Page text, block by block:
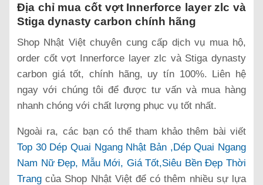
Địa chỉ mua cốt vợt Innerforce layer zlc và
Stiga dynasty carbon chính hãng
Shop Nhật Việt chuyên cung cấp dịch vụ mua hộ,
order cốt vợt Innerforce layer zlc và Stiga dynasty
carbon giá tốt, chính hãng, uy tín 100%. Liên hệ
ngay với chúng tôi để được tư vấn và mua hàng
nhanh chóng với chất lượng phục vụ tốt nhất.
Ngoài ra, các bạn có thể tham khảo thêm bài viết
Top 30 Dép Quai Ngang Nhật Bản ,Dép Quai Ngang
Nam Nữ Đẹp, Mẫu Mới, Giá Tốt,Siêu Bền Đẹp Thời
Trang của Shop Nhật Việt để có thêm nhiều sự lựa